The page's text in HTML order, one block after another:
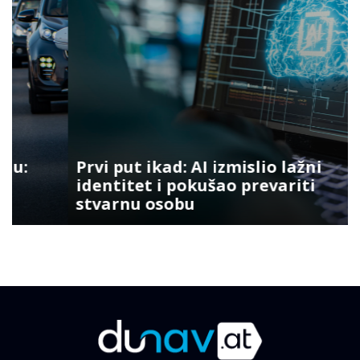
Prvi put ikad: AI izmislio lažni
identitet i pokušao prevariti
stvarnu osobu